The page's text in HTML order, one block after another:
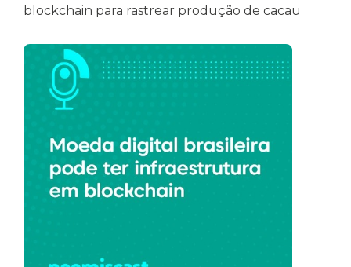
blockchain para rastrear produção de cacau